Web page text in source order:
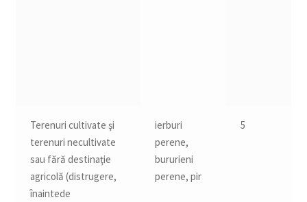
Terenuri cultivate şi
terenuri necultivate
sau fără destinaţie
agricolă (distrugere,
înaintede
ierburi
perene,
bururieni
perene, pir
5